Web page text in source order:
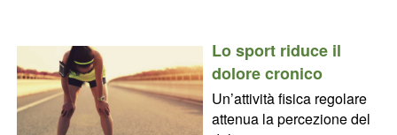
Lo sport riduce il
dolore cronico
Un’attività fisica regolare
attenua la percezione del